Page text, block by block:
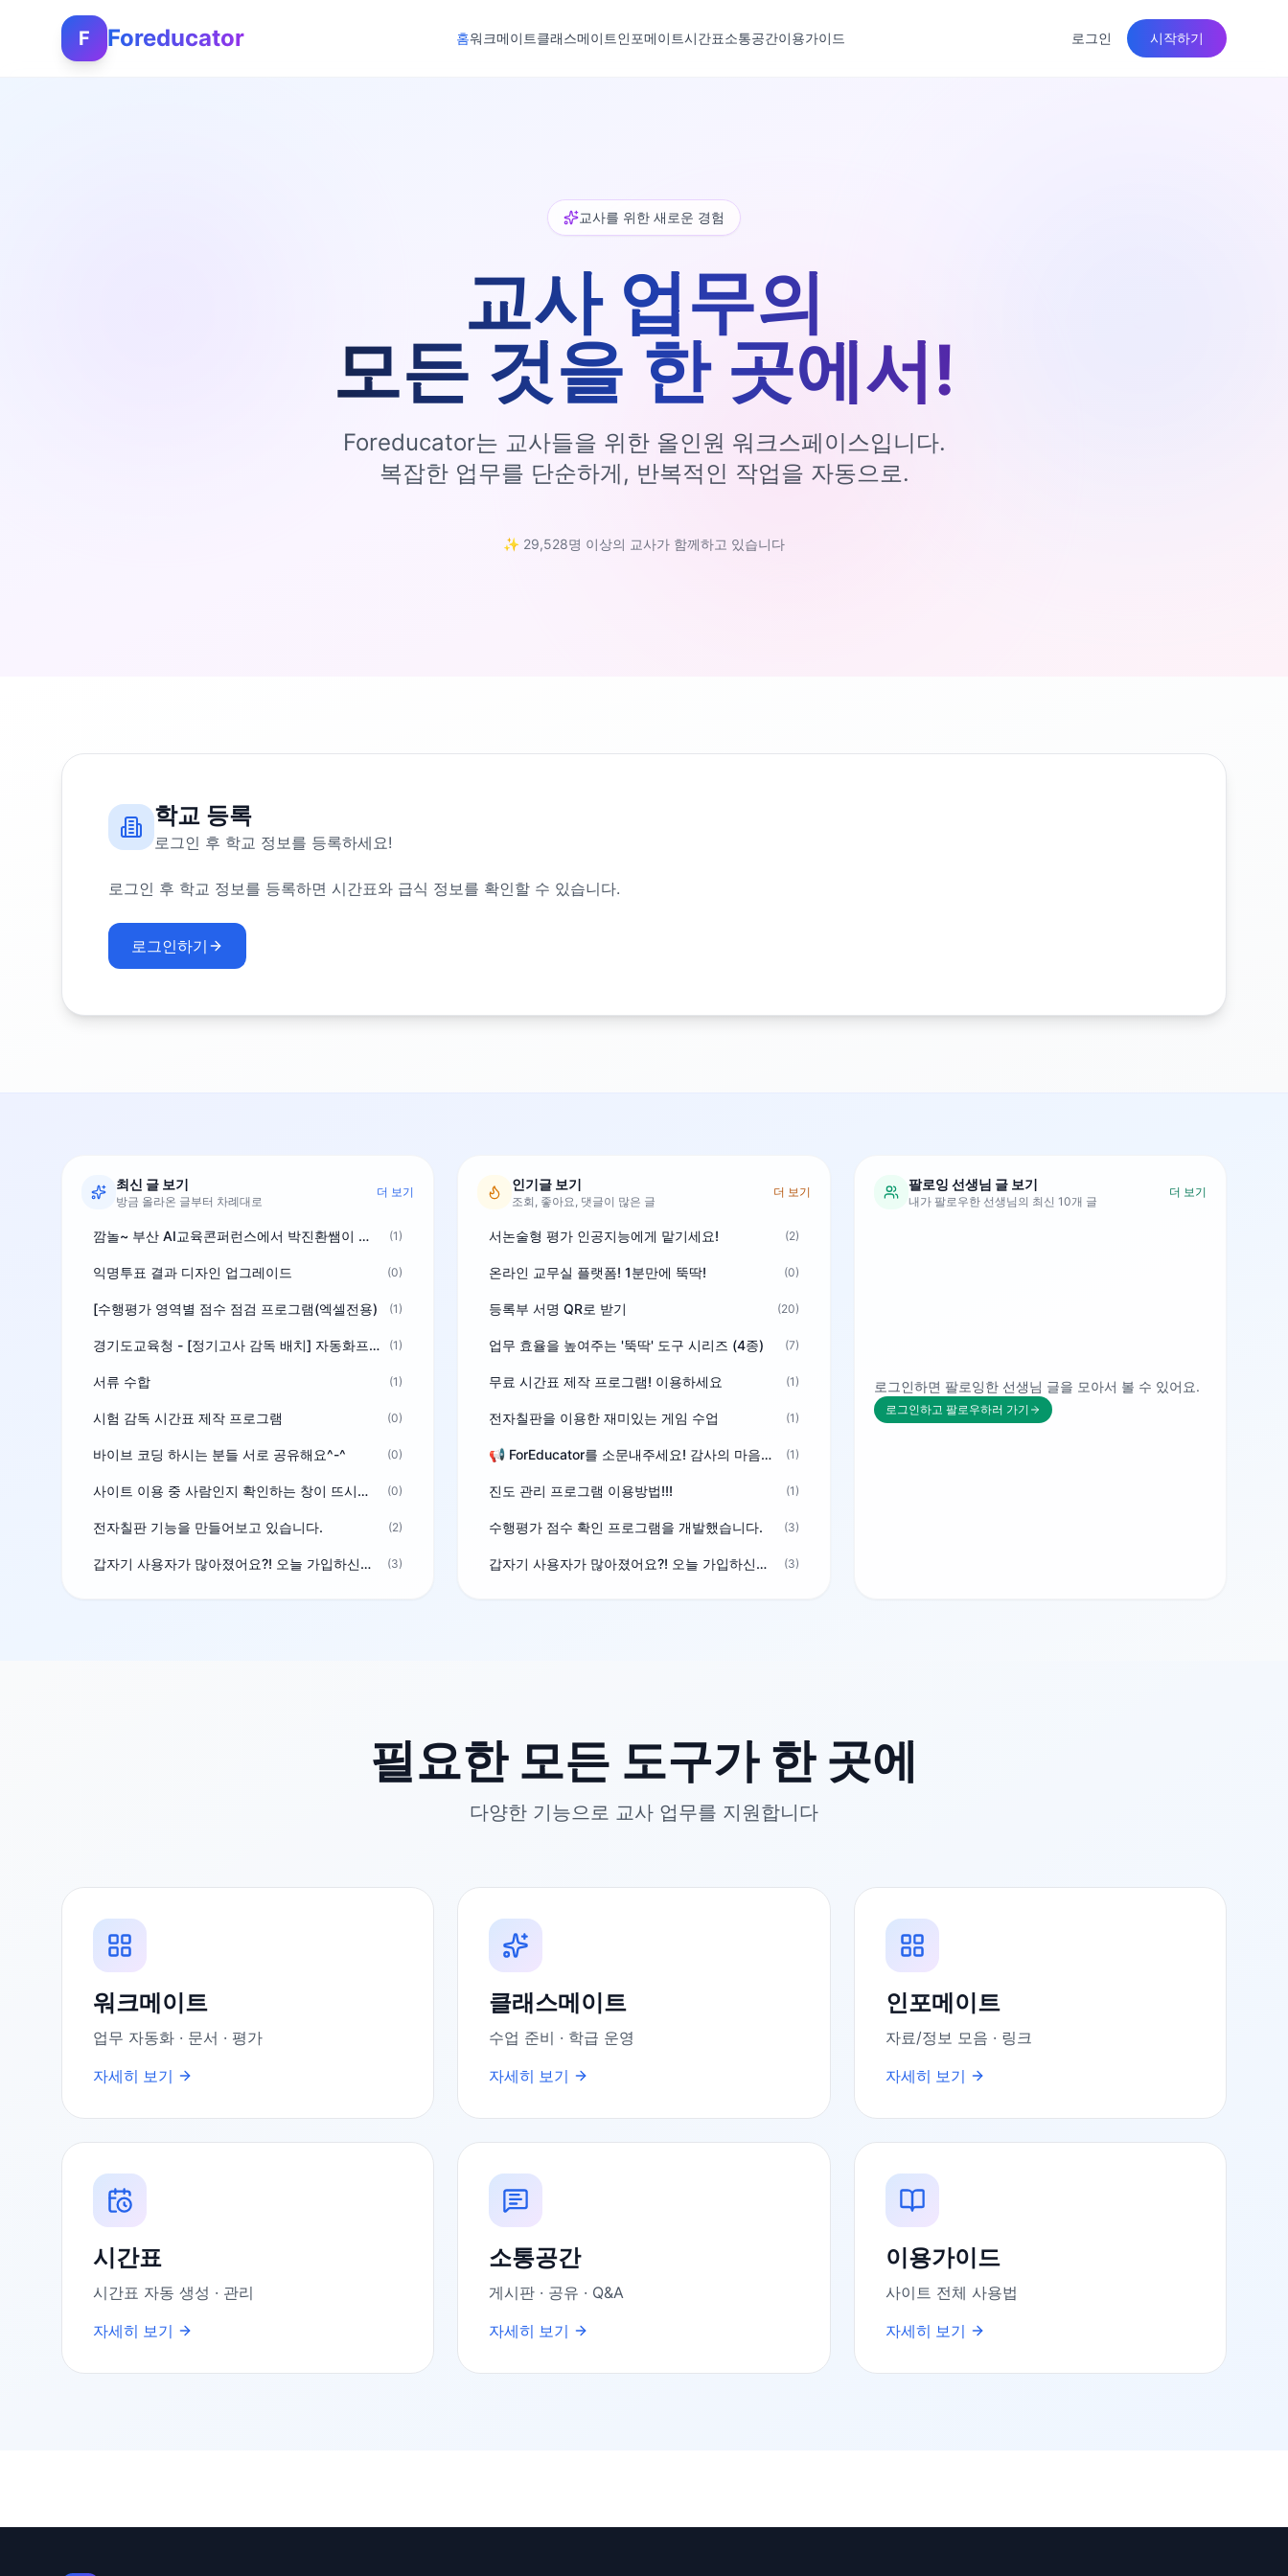
F Foreducator 홈워크메이트클래스메이트인포메이트시간표소통공간이용가이드 로그인 시작하기
교사를 위한 새로운 경험
교사 업무의
모든 것을 한 곳에서!
Foreducator는 교사들을 위한 올인원 워크스페이스입니다.
복잡한 업무를 단순하게, 반복적인 작업을 자동으로.
✨ 29,528명 이상의 교사가 함께하고 있습니다
학교 등록
로그인 후 학교 정보를 등록하세요!
로그인 후 학교 정보를 등록하면 시간표와 급식 정보를 확인할 수 있습니다.
로그인하기
최신 글 보기
방금 올라온 글부터 차례대로
더 보기
깜놀~ 부산 AI교육콘퍼런스에서 박진환쌤이 상받으려 나오셨네요~ ^^ (1)
익명투표 결과 디자인 업그레이드 (0)
[수행평가 영역별 점수 점검 프로그램(엑셀전용) (1)
경기도교육청 - [정기고사 감독 배치] 자동화프로그램 보급 (1)
서류 수합 (1)
시험 감독 시간표 제작 프로그램 (0)
바이브 코딩 하시는 분들 서로 공유해요^-^ (0)
사이트 이용 중 사람인지 확인하는 창이 뜨시는 분은 알려주세요 (0)
전자칠판 기능을 만들어보고 있습니다. (2)
갑자기 사용자가 많아졌어요?! 오늘 가입하신분^^ (3)
인기글 보기
조회, 좋아요, 댓글이 많은 글
더 보기
서논술형 평가 인공지능에게 맡기세요! (2)
온라인 교무실 플랫폼! 1분만에 뚝딱! (0)
등록부 서명 QR로 받기 (20)
업무 효율을 높여주는 '뚝딱' 도구 시리즈 (4종) (7)
무료 시간표 제작 프로그램! 이용하세요 (1)
전자칠판을 이용한 재미있는 게임 수업 (1)
📢 ForEducator를 소문내주세요! 감사의 마음을 담은 포인트 선물 (1)
진도 관리 프로그램 이용방법!!! (1)
수행평가 점수 확인 프로그램을 개발했습니다. (3)
갑자기 사용자가 많아졌어요?! 오늘 가입하신분^^ (3)
팔로잉 선생님 글 보기
내가 팔로우한 선생님의 최신 10개 글
더 보기
로그인하면 팔로잉한 선생님 글을 모아서 볼 수 있어요.
로그인하고 팔로우하러 가기
필요한 모든 도구가 한 곳에
다양한 기능으로 교사 업무를 지원합니다
워크메이트
업무 자동화 · 문서 · 평가
자세히 보기
클래스메이트
수업 준비 · 학급 운영
자세히 보기
인포메이트
자료/정보 모음 · 링크
자세히 보기
시간표
시간표 자동 생성 · 관리
자세히 보기
소통공간
게시판 · 공유 · Q&A
자세히 보기
이용가이드
사이트 전체 사용법
자세히 보기